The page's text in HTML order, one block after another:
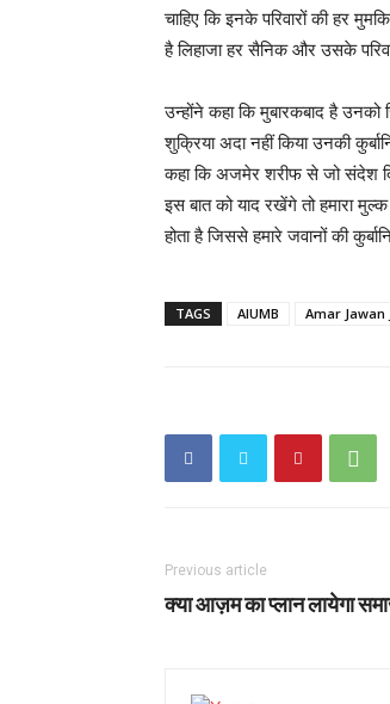
चाहिए कि इनके परिवारों की हर
है लिहाजा हर सैनिक और उसके
उन्होंने कहा कि मुबारकबाद है
शुक्रिया अदा नहीं किया उनकी
कहा कि अजमेर शरीफ से जो संदेश
इस बात को याद रखेंगे तो हमारा
होता है जिससे हमारे जवानों की
TAGS AIUMB Amar Jawan
Previous article
क्या आज़म का प्लान लायेगा